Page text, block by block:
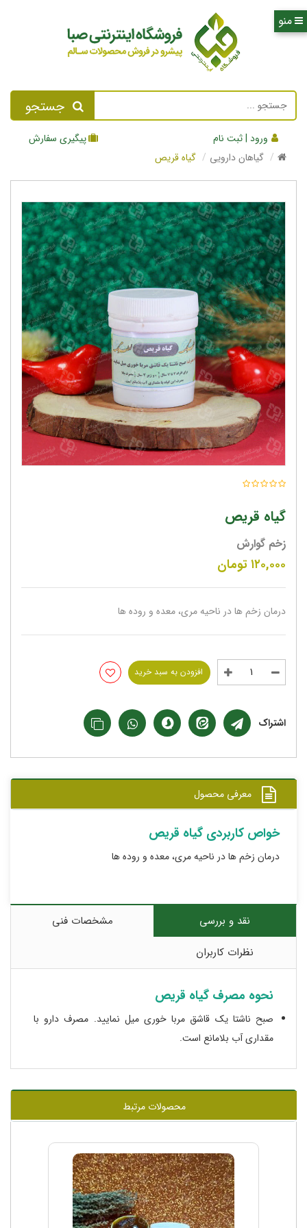
جستجو
ورود | ثبت نام
پیگیری سفارش
گیاهان دارویی
گیاه قریص
گیاه قریص
زخم گوارش
۱۲۰,۰۰۰تومان
درمان زخم ها در ناحیه مری، معده و روده ها
افزودن به سبد خرید
اشتراک
معرفی محصول
خواص کاربردی گیاه قریص
درمان زخم ها در ناحیه مری، معده و روده ها
نقد و بررسی
مشخصات فنی
نظرات کاربران
نحوه مصرف گیاه قریص
صبح ناشتا یک قاشق مربا خوری میل نمایید. مصرف دارو با
مقداری آب بلامانع است.
محصولات مرتبط